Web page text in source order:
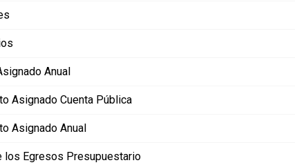
Anual
Asignado Cuenta Pública
Asignado Anual
los Egresos Presupuestario